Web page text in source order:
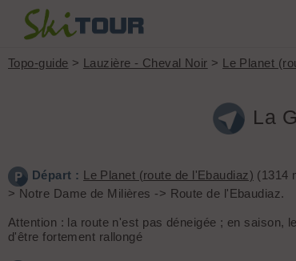
Topo-guide > Lauzière - Cheval Noir > Le Planet
La
Départ : Le Planet (route de l'Ebaudiaz) (1314
> Notre Dame de Milières -> Route de l'Ebaudiaz.
Attention : la route n'est pas déneigée ; en saison,
d'être fortement rallongé